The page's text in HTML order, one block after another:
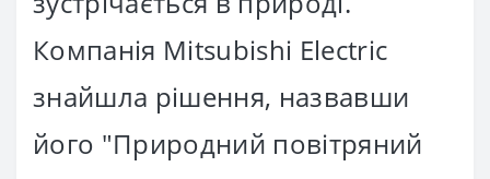
Компанія Mitsubishi Electric
знайшла рішення, назвавши
його "Природний повітряний